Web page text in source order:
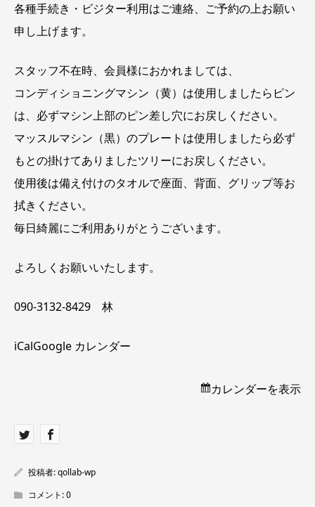
各種手続き・ビジター利用はご連絡、ご予約の上お願い
申し上げます。
スタッフ不在時、会員様におかれましては、
コンディショニングマシン（黄）は使用しましたらピン
は、必ずマシン上部のピン差し穴にお戻しください。
マッスルマシン（黒）のプレートは使用しましたら必ず
もとの掛けてありましたツリーにお戻しください。
使用後は備え付けのタオルで座面、背面、グリップ等お
拭きください。
毎日綺麗にご利用ありがとうございます。
よろしくお願いいたします。
090-3132-8429 林
iCalGoogle カレンダー
カレンダーを表示
投稿者:qollab-wp
コメント:0